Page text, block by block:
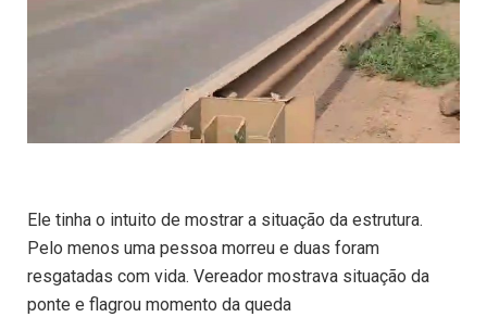
Ele tinha o intuito de mostrar a situação da estrutura.
Pelo menos uma pessoa morreu e duas foram
resgatadas com vida. Vereador mostrava situação da
ponte e flagrou momento da queda